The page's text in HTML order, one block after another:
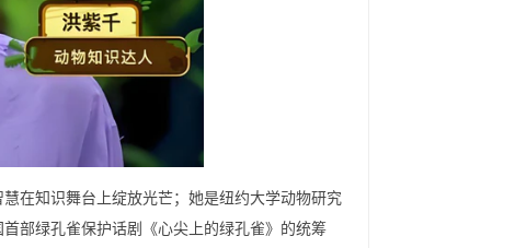
在知识舞台上绽放光芒；她是纽约大学动物研究
部绿孔雀保护话剧《心尖上的绿孔雀》的统筹